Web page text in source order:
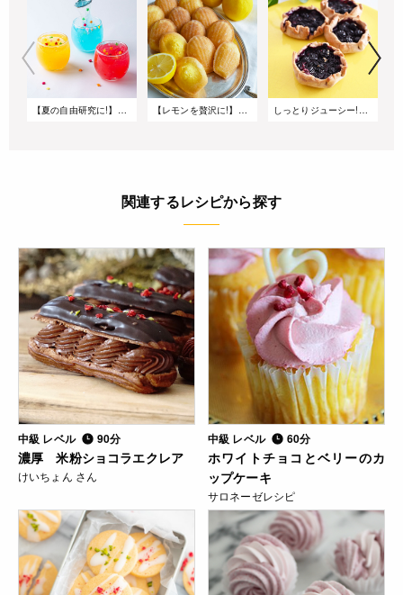
【夏の自由研究に!】食べちゃうスライムわらび餅 【レモンを贅沢に!】グラスアローのマドレーヌ しっとりジューシー!型無しで作るライ麦ブルーベリータルト
関連するレシピから探す
中級 レベル 90分
濃厚 米粉ショコラエクレア
けいちょん さん
中級 レベル 60分
ホワイトチョコとベリーのカ
ップケーキ
サロネーゼレシピ